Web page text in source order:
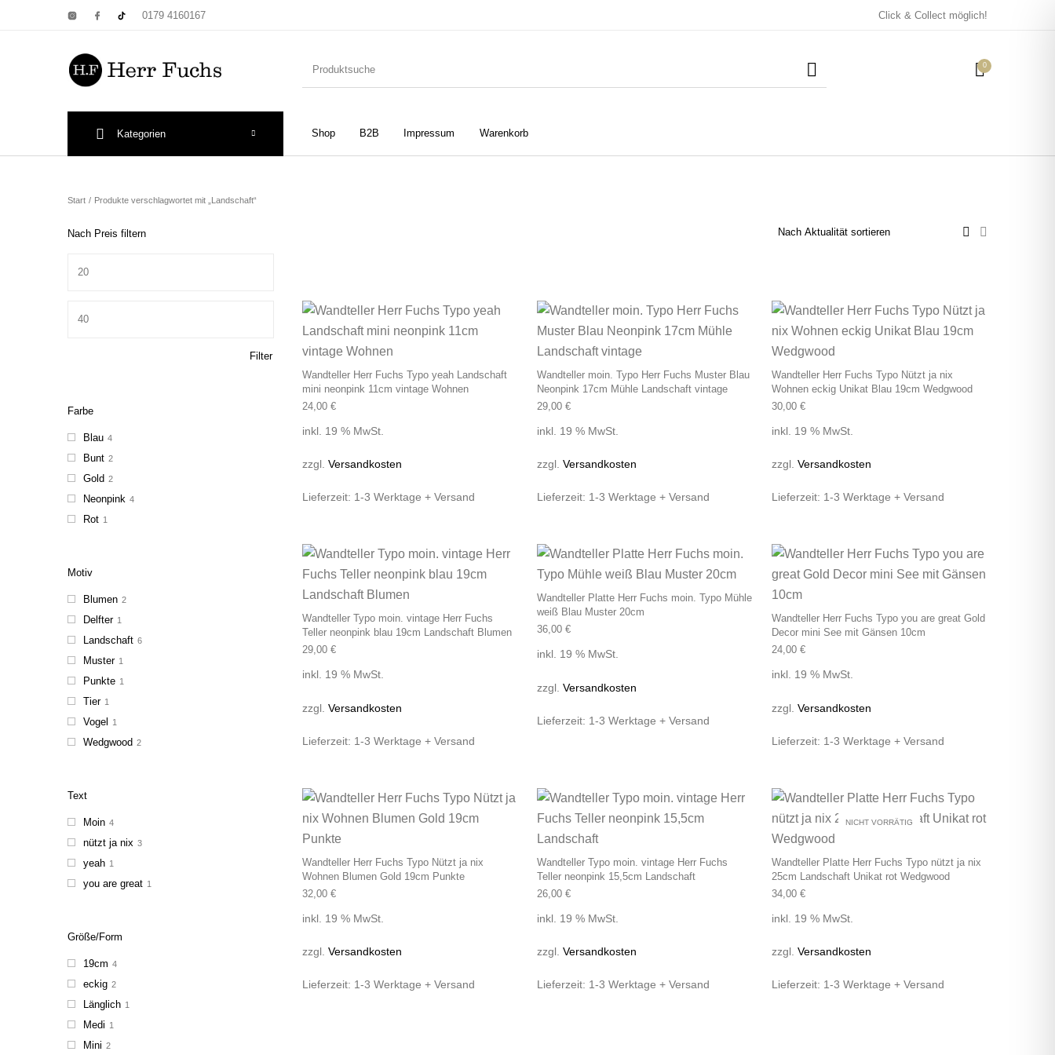
0179 4160167 Click & Collect möglich!
0
Shop B2B Impressum Warenkorb
Kategorien
Start / Produkte verschlagwortet mit „Landschaft“
Nach Preis filtern
Filter
Farbe
Blau 4
Bunt 2
Gold 2
Neonpink 4
Rot 1
Motiv
Blumen 2
Delfter 1
Landschaft 6
Muster 1
Punkte 1
Tier 1
Vogel 1
Wedgwood 2
Text
Moin 4
nützt ja nix 3
yeah 1
you are great 1
Größe/Form
19cm 4
eckig 2
Länglich 1
Medi 1
Mini 2
Wandteller Herr Fuchs Typo yeah Landschaft
mini neonpink 11cm vintage Wohnen
24,00 €
inkl. 19 % MwSt.
zzgl. Versandkosten
Lieferzeit: 1-3 Werktage + Versand
Wandteller moin. Typo Herr Fuchs Muster Blau
Neonpink 17cm Mühle Landschaft vintage
29,00 €
inkl. 19 % MwSt.
zzgl. Versandkosten
Lieferzeit: 1-3 Werktage + Versand
Wandteller Herr Fuchs Typo Nützt ja nix
Wohnen eckig Unikat Blau 19cm Wedgwood
30,00 €
inkl. 19 % MwSt.
zzgl. Versandkosten
Lieferzeit: 1-3 Werktage + Versand
Wandteller Typo moin. vintage Herr Fuchs
Teller neonpink blau 19cm Landschaft Blumen
29,00 €
inkl. 19 % MwSt.
zzgl. Versandkosten
Lieferzeit: 1-3 Werktage + Versand
Wandteller Platte Herr Fuchs moin. Typo Mühle
weiß Blau Muster 20cm
36,00 €
inkl. 19 % MwSt.
zzgl. Versandkosten
Lieferzeit: 1-3 Werktage + Versand
Wandteller Herr Fuchs Typo you are great Gold
Decor mini See mit Gänsen 10cm
24,00 €
inkl. 19 % MwSt.
zzgl. Versandkosten
Lieferzeit: 1-3 Werktage + Versand
Wandteller Herr Fuchs Typo Nützt ja nix
Wohnen Blumen Gold 19cm Punkte
32,00 €
inkl. 19 % MwSt.
zzgl. Versandkosten
Lieferzeit: 1-3 Werktage + Versand
Wandteller Typo moin. vintage Herr Fuchs
Teller neonpink 15,5cm Landschaft
26,00 €
inkl. 19 % MwSt.
zzgl. Versandkosten
Lieferzeit: 1-3 Werktage + Versand
NICHT VORRÄTIG
Wandteller Platte Herr Fuchs Typo nützt ja nix
25cm Landschaft Unikat rot Wedgwood
34,00 €
inkl. 19 % MwSt.
zzgl. Versandkosten
Lieferzeit: 1-3 Werktage + Versand